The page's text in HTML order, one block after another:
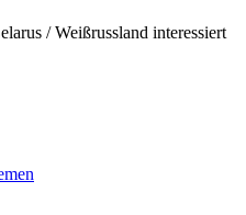
/ Weißrussland interessiert